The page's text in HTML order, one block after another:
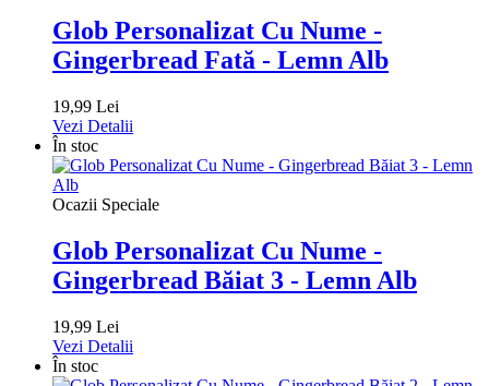
Glob Personalizat Cu Nume -
Gingerbread Fată - Lemn Alb
19,99 Lei
Vezi Detalii
În stoc
Ocazii Speciale
Glob Personalizat Cu Nume -
Gingerbread Băiat 3 - Lemn Alb
19,99 Lei
Vezi Detalii
În stoc